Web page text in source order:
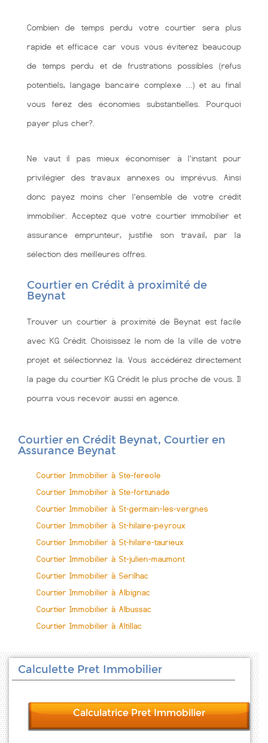
Combien de temps perdu votre courtier sera plus
rapide et efficace car vous vous éviterez beaucoup
de temps perdu et de frustrations possibles (refus
potentiels, langage bancaire complexe …) et au final
vous ferez des économies substantielles. Pourquoi
payer plus cher?.
Ne vaut il pas mieux économiser à l'instant pour
privilégier des travaux annexes ou imprévus. Ainsi
donc payez moins cher l’ensemble de votre crédit
immobilier. Acceptez que votre courtier immobilier et
assurance emprunteur, justifie son travail, par la
sélection des meilleures offres.
Courtier en Crédit à proximité de
Beynat
Trouver un courtier à proximité de Beynat est facile
avec KG Crédit. Choisissez le nom de la ville de votre
projet et sélectionnez la. Vous accédérez directement
la page du courtier KG Crédit le plus proche de vous. Il
pourra vous recevoir aussi en agence.
Courtier en Crédit Beynat, Courtier en
Assurance Beynat
Courtier Immobilier à Ste-fereole
Courtier Immobilier à Ste-fortunade
Courtier Immobilier à St-germain-les-vergnes
Courtier Immobilier à St-hilaire-peyroux
Courtier Immobilier à St-hilaire-taurieux
Courtier Immobilier à St-julien-maumont
Courtier Immobilier à Serilhac
Courtier Immobilier à Albignac
Courtier Immobilier à Albussac
Courtier Immobilier à Altillac
Calculette Pret Immobilier
Calculatrice Pret Immobilier